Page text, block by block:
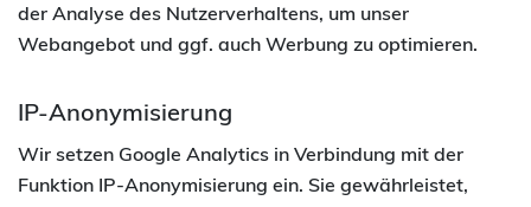
der Analyse des Nutzerverhaltens, um unser
Webangebot und ggf. auch Werbung zu optimieren.
IP-Anonymisierung
Wir setzen Google Analytics in Verbindung mit der
Funktion IP-Anonymisierung ein. Sie gewährleistet,